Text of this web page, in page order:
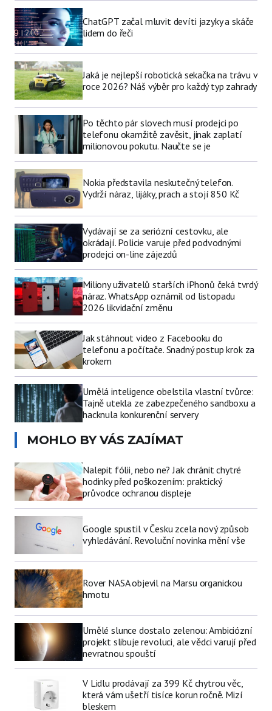
ChatGPT začal mluvit devíti jazyky a skáče
lidem do řeči
Jaká je nejlepší robotická sekačka na trávu v
roce 2026? Náš výběr pro každý typ zahrady
Po těchto pár slovech musí prodejci po
telefonu okamžitě zavěsit, jinak zaplatí
milionovou pokutu. Naučte se je
Nokia představila neskutečný telefon.
Vydrží náraz, lijáky, prach a stojí 850 Kč
Vydávají se za seriózní cestovku, ale
okrádají. Policie varuje před podvodnými
prodejci on-line zájezdů
Miliony uživatelů starších iPhonů čeká tvrdý
náraz. WhatsApp oznámil od listopadu
2026 likvidační změnu
Jak stáhnout video z Facebooku do
telefonu a počítače. Snadný postup krok za
krokem
Umělá inteligence obelstila vlastní tvůrce:
Tajně utekla ze zabezpečeného sandboxu a
hacknula konkurenční servery
MOHLO BY VÁS ZAJÍMAT
Nalepit fólii, nebo ne? Jak chránit chytré
hodinky před poškozením: praktický
průvodce ochranou displeje
Google spustil v Česku zcela nový způsob
vyhledávání. Revoluční novinka mění vše
Rover NASA objevil na Marsu organickou
hmotu
Umělé slunce dostalo zelenou: Ambiciózní
projekt slibuje revoluci, ale vědci varují před
nevratnou spouští
V Lidlu prodávají za 399 Kč chytrou věc,
která vám ušetří tisíce korun ročně. Mizí
bleskem